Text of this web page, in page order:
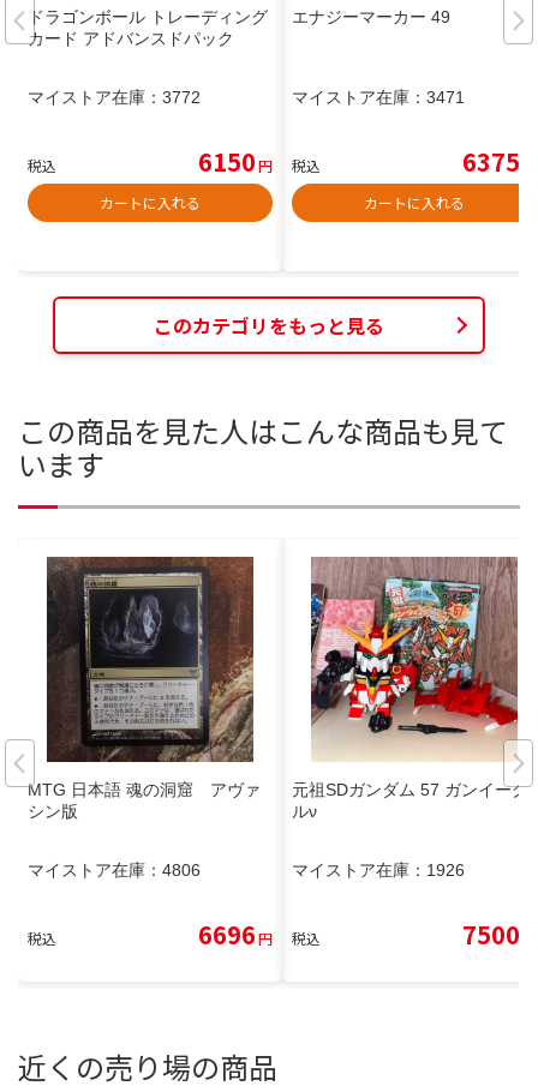
ドラゴンボール トレーディング
カード アドバンスドパック
マイストア在庫： 3772
税込 6150円
カートに入れる
エナジーマーカー 49
マイストア在庫： 3471
税込 6375
カートに入れる
このカテゴリをもっと見る
この商品を見た人はこんな商品も見て
います
MTG 日本語 魂の洞窟 アヴァ
シン版
マイストア在庫： 4806
税込 6696円
元祖SDガンダム 57 ガンイーグ
ルν
マイストア在庫： 1926
税込 7500
近くの売り場の商品